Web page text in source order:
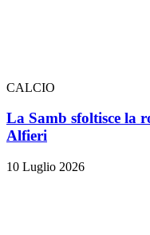
CALCIO
La Samb sfoltisce la
Alfieri
10 Luglio 2026